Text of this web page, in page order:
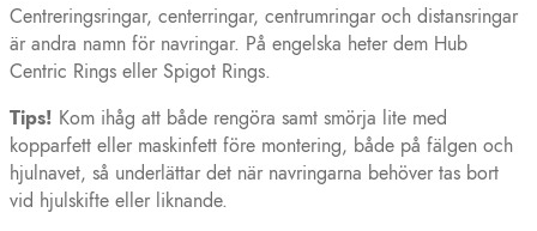
Centreringsringar, centerringar, centrumringar och distansringar
är andra namn för navringar. På engelska heter dem Hub
Centric Rings eller Spigot Rings.
Tips! Kom ihåg att både rengöra samt smörja lite med
kopparfett eller maskinfett före montering, både på fälgen och
hjulnavet, så underlättar det när navringarna behöver tas bort
vid hjulskifte eller liknande.